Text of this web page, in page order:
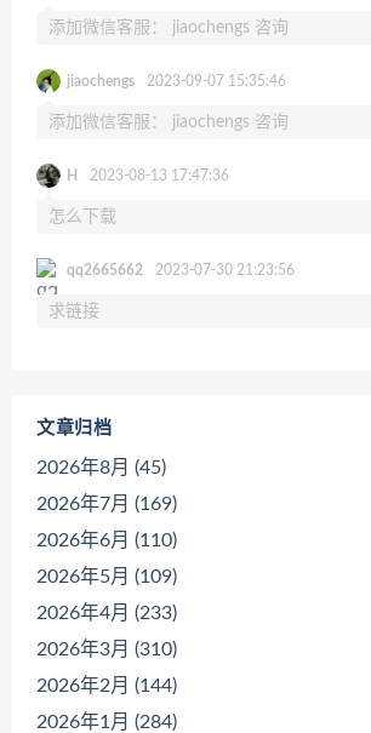
添加微信客服： jiaochengs 咨询
jiaochengs 2023-09-07 15:35:46
添加微信客服： jiaochengs 咨询
H 2023-08-13 17:47:36
怎么下载
qq2665662 2023-07-30 21:23:56
求链接
文章归档
2026年8月 (45)
2026年7月 (169)
2026年6月 (110)
2026年5月 (109)
2026年4月 (233)
2026年3月 (310)
2026年2月 (144)
2026年1月 (284)